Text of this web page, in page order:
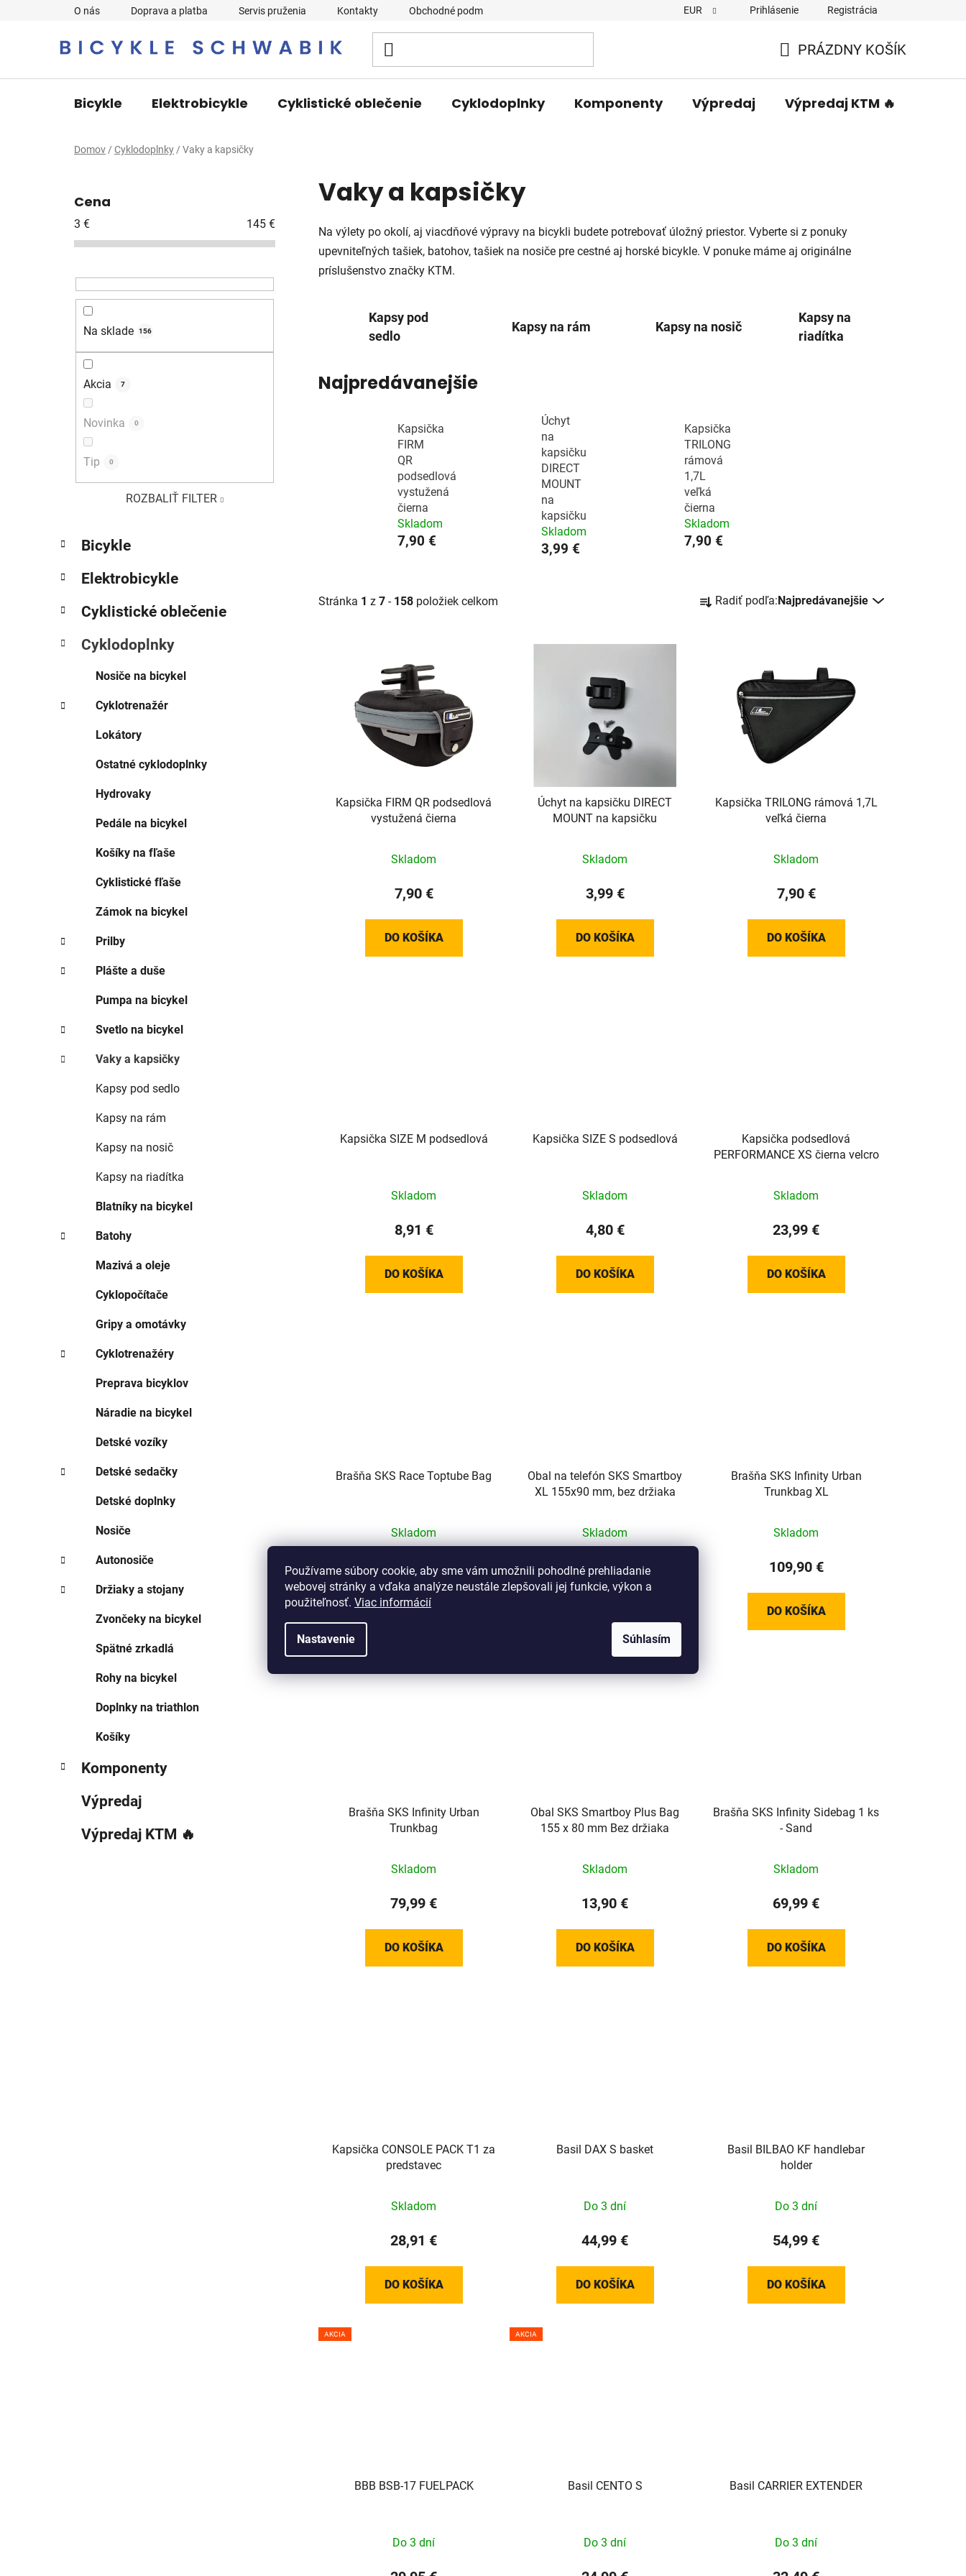
Používame súbory cookie, aby sme vám umožnili pohodlné prehliadanie
webovej stránky a vďaka analýze neustále zlepšovali jej funkcie, výkon a
použiteľnosť. Viac informácií
Nastavenie Súhlasím
O nás Doprava a platba Servis pruženia Kontakty Obchodné podmienky EUR Prihlásenie Registrácia
KOŠÍK
PRÁZDNY KOŠÍK
Bicykle Elektrobicykle Cyklistické oblečenie Cyklodoplnky Komponenty Výpredaj Výpredaj KTM 🔥
Domov / Cyklodoplnky / Vaky a kapsičky
Cena
3 € 145 €
Na sklade 156
Akcia 7
Novinka 0
Tip 0
ROZBALIŤ FILTER
kategórie
K
a
e
ó
i
Bicykle
Elektrobicykle
Cyklistické oblečenie
Cyklodoplnky
Nosiče na bicykel
Cyklotrenažér
Lokátory
Ostatné cyklodoplnky
Hydrovaky
Pedále na bicykel
Košíky na fľaše
Cyklistické fľaše
Zámok na bicykel
Prilby
Plášte a duše
Pumpa na bicykel
Svetlo na bicykel
Vaky a kapsičky
Kapsy pod sedlo
Kapsy na rám
Kapsy na nosič
Kapsy na riadítka
Blatníky na bicykel
Batohy
Mazivá a oleje
Cyklopočítače
Gripy a omotávky
Cyklotrenažéry
Preprava bicyklov
Náradie na bicykel
Detské vozíky
Detské sedačky
Detské doplnky
Nosiče
Autonosiče
Držiaky a stojany
Zvončeky na bicykel
Spätné zrkadlá
Rohy na bicykel
Doplnky na triathlon
Košíky
Komponenty
Výpredaj
Výpredaj KTM 🔥
Vaky a kapsičky
Na výlety po okolí, aj viacdňové výpravy na bicykli budete potrebovať úložný priestor. Vyberte si z ponuky
upevniteľných tašiek, batohov, tašiek na nosiče pre cestné aj horské bicykle. V ponuke máme aj originálne
príslušenstvo značky KTM.
Kapsy pod
sedlo
Kapsy na rám Kapsy na nosič
Kapsy na
riadítka
Najpredávanejšie
Kapsička
FIRM
QR
podsedlová
vystužená
čierna
Skladom
7,90 €
Úchyt
na
kapsičku
DIRECT
MOUNT
na
kapsičku
Skladom
3,99 €
Kapsička
TRILONG
rámová
1,7L
veľká
čierna
Skladom
7,90 €
Stránka 1 z 7 - 158 položiek celkom a Radiť podľa: Najpredávanejšie
Kapsička FIRM QR podsedlová
vystužená čierna
Skladom
7,90 €
DO KOŠÍKA
Úchyt na kapsičku DIRECT
MOUNT na kapsičku
Skladom
3,99 €
DO KOŠÍKA
Kapsička TRILONG rámová 1,7L
veľká čierna
Skladom
7,90 €
DO KOŠÍKA
Kapsička SIZE M podsedlová
Skladom
8,91 €
DO KOŠÍKA
Kapsička SIZE S podsedlová
Skladom
4,80 €
DO KOŠÍKA
Kapsička podsedlová
PERFORMANCE XS čierna velcro
Skladom
23,99 €
DO KOŠÍKA
Brašňa SKS Race Toptube Bag
Skladom
36,90 €
DO KOŠÍKA
Obal na telefón SKS Smartboy
XL 155x90 mm, bez držiaka
Skladom
10,90 €
Brašňa SKS Infinity Urban
Trunkbag XL
Skladom
109,90 €
DO KOŠÍKA
Brašňa SKS Infinity Urban
Trunkbag
Skladom
79,99 €
DO KOŠÍKA
Obal SKS Smartboy Plus Bag
155 x 80 mm Bez držiaka
Skladom
13,90 €
DO KOŠÍKA
Brašňa SKS Infinity Sidebag 1 ks
- Sand
Skladom
69,99 €
DO KOŠÍKA
Kapsička CONSOLE PACK T1 za
predstavec
Skladom
28,91 €
DO KOŠÍKA
Basil DAX S basket
Do 3 dní
44,99 €
DO KOŠÍKA
Basil BILBAO KF handlebar
holder
Do 3 dní
54,99 €
DO KOŠÍKA
AKCIA
BBB BSB-17 FUELPACK
Do 3 dní
AKCIA
Basil CENTO S
Do 3 dní
Basil CARRIER EXTENDER
Do 3 dní